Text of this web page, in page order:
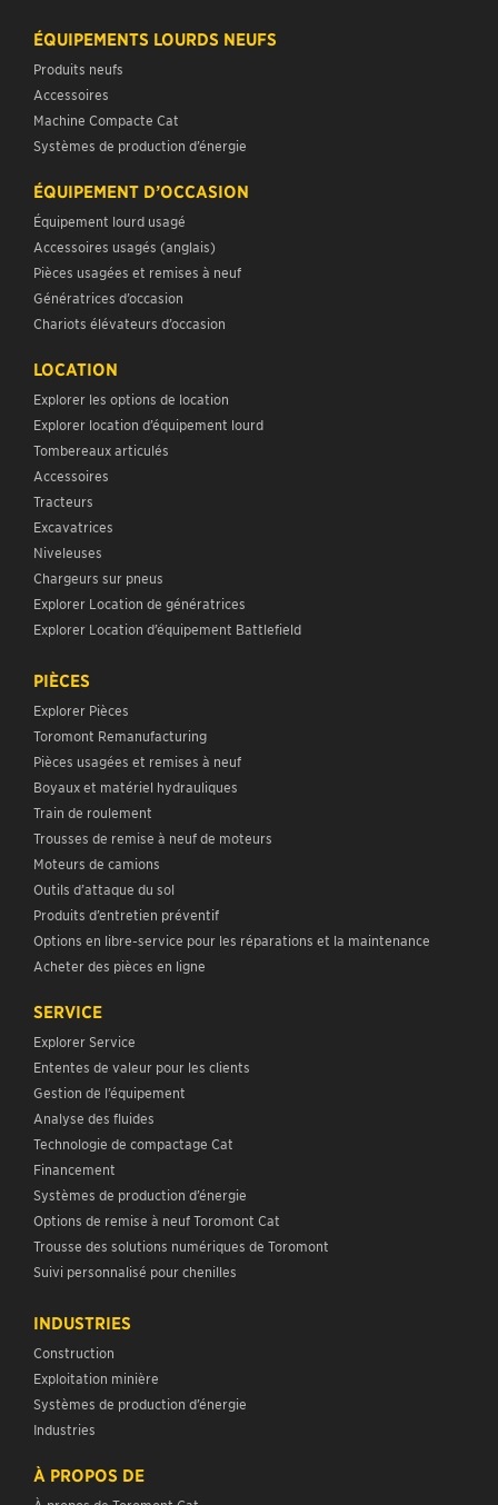
ÉQUIPEMENTS LOURDS NEUFS
Produits neufs
Accessoires
Machine Compacte Cat
Systèmes de production d’énergie
ÉQUIPEMENT D’OCCASION
Équipement lourd usagé
Accessoires usagés (anglais)
Pièces usagées et remises à neuf
Génératrices d’occasion
Chariots élévateurs d’occasion
LOCATION
Explorer les options de location
Explorer location d’équipement lourd
Tombereaux articulés
Accessoires
Tracteurs
Excavatrices
Niveleuses
Chargeurs sur pneus
Explorer Location de génératrices
Explorer Location d’équipement Battlefield
PIÈCES
Explorer Pièces
Toromont Remanufacturing
Pièces usagées et remises à neuf
Boyaux et matériel hydrauliques
Train de roulement
Trousses de remise à neuf de moteurs
Moteurs de camions
Outils d’attaque du sol
Produits d’entretien préventif
Options en libre-service pour les réparations et la maintenance
Acheter des pièces en ligne
SERVICE
Explorer Service
Ententes de valeur pour les clients
Gestion de l’équipement
Analyse des fluides
Technologie de compactage Cat
Financement
Systèmes de production d’énergie
Options de remise à neuf Toromont Cat
Trousse des solutions numériques de Toromont
Suivi personnalisé pour chenilles
INDUSTRIES
Construction
Exploitation minière
Systèmes de production d’énergie
Industries
À PROPOS DE